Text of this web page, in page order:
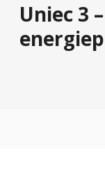
Uniec 3